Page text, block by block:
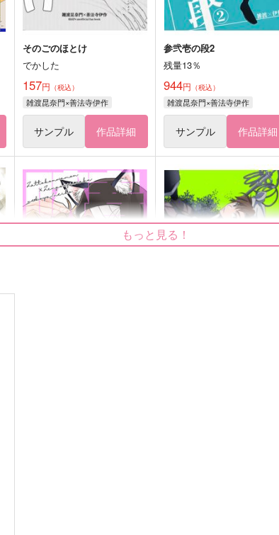
そのごのほとけ
でかした
157円 （税込）
雑渡昆奈門×善法寺伊作
サンプル 作品詳細
参弐壱の段2
残量13％
944円 （税込）
雑渡昆奈門×善法寺伊作
サンプル 作品詳細
もっと見る！